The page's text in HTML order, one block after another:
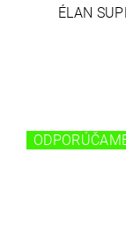
ÉLAN